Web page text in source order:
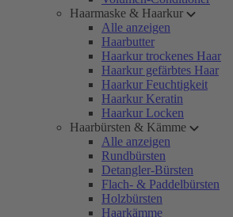
Haarmaske & Haarkur
Alle anzeigen
Haarbutter
Haarkur trockenes Haar
Haarkur gefärbtes Haar
Haarkur Feuchtigkeit
Haarkur Keratin
Haarkur Locken
Haarbürsten & Kämme
Alle anzeigen
Rundbürsten
Detangler-Bürsten
Flach- & Paddelbürsten
Holzbürsten
Haarkämme